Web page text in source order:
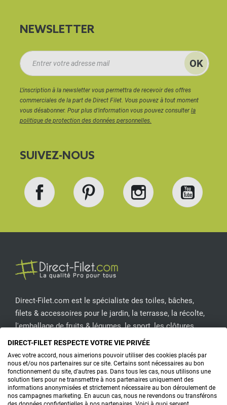
NEWSLETTER
L'inscription à la newsletter vous permettra de recevoir des offres
commerciales de la part de Direct Filet. Vous pouvez à tout moment
vous désabonner. Pour plus d'information vous pouvez consulterla
politique de protection des données personnelles.
SUIVEZ-NOUS
Direct-Filet.com est le spécialiste des toiles, bâches,
filets & accessoires pour le jardin, la terrasse, la récolte,
l'emballage de fruits & légumes, le sport, les clôtures...
CONTACTEZ-NOUS
PRODUITS
DIRECT-FILET RESPECTE VOTRE VIE PRIVÉE
Avec votre accord, nous aimerions pouvoir utiliser des cookies placés par
nous et/ou nos partenaires sur ce site. Certains sont nécessaires au bon
fonctionnement du site, d'autres pas. Dans tous les cas, nous utilisons une
solution tiers pour ne transmettre à nos partenaires uniquement des
informations anonymisées et strictement nécessaire au bon déroulement de
nos campagnes marketing. En aucun cas, nous ne revendons ou transférons